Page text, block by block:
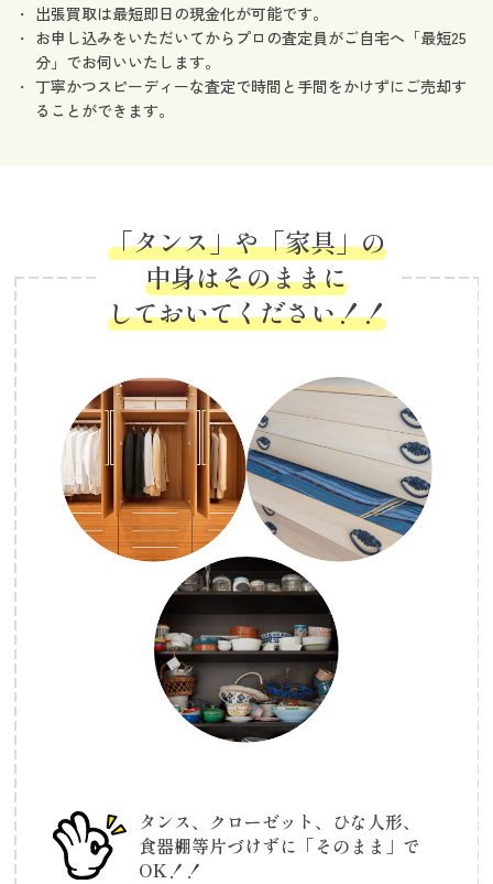
出張買取は最短即日の現金化が可能です。
お申し込みをいただいてからプロの査定員がご自宅へ「最短25
分」でお伺いいたします。
丁寧かつスピーディーな査定で時間と手間をかけずにご売却す
ることができます。
「タンス」や「家具」の
中身はそのままに
しておいてください！！
タンス、クローゼット、ひな人形、
食器棚等片づけずに「そのまま」で
OK！！